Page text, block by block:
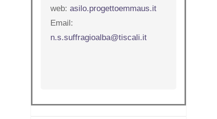
web: asilo.progettoemmaus.it
Email:
n.s.suffragioalba@tiscali.it